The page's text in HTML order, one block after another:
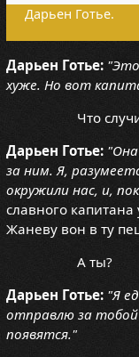
Дарьен Готье.
Дарьен Готье:
хуже. Но вот
Что
Дарьен Готье:
за ним. Я,
окружили нас, и,
славного
Жаневу вон в ту
А ты?
Дарьен Готье: "Я
отправлю за тобой
появятся."